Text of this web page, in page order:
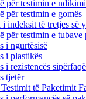
për testimin e
për testimin e gomës
i indeksit të tretjes së
për testimin e tubave
i ngurtësisë
i plastikës
i rezistencës
tjetër
të Paketimit